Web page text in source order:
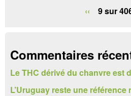
e
r
‹‹
9 sur
Commentaires
Le THC dérivé du chanvre est
L’Uruguay reste une référence